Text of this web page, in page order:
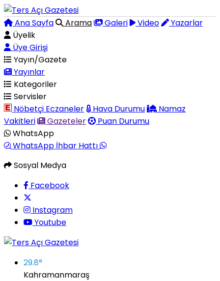
Ana Sayfa Arama Galeri Video
Yazarlar
Üyelik
Üye Girişi
Yayın/Gazete
Yayınlar
Kategoriler
Servisler
Nöbetçi Eczaneler
Hava Durumu
Namaz
Vakitleri
Gazeteler
Puan Durumu
WhatsApp
WhatsApp İhbar Hattı
Sosyal Medya
Facebook
Instagram
Youtube
29.8°
Kahramanmaraş